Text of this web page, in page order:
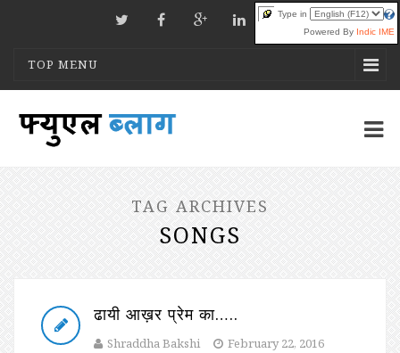
TOP MENU
TAG ARCHIVES
SONGS
ढायी आख़र प्रेम का…..
Shraddha Bakshi
February 22, 2016
Type in
Powered By Indic IME